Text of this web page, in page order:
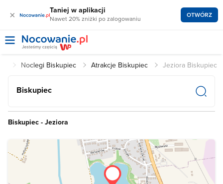
× Taniej w aplikacji
Nawet 20% zniżki po zalogowaniu OTWÓRZ
Noclegi Biskupiec Atrakcje Biskupiec Jeziora Biskupiec
Biskupiec
Biskupiec - Jeziora